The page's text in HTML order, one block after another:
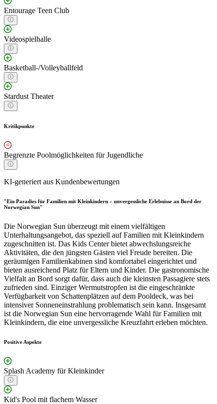
Entourage Teen Club
Videospielhalle
Basketball-/Volleyballfeld
Stardust Theater
Kritikpunkte
Begrenzte Poolmöglichkeiten für Jugendliche
KI-generiert aus Kundenbewertungen
"Ein Paradies für Familien mit Kleinkindern – unvergessliche Erlebnisse an Bord der
Norwegian Sun"
Die Norwegian Sun überzeugt mit einem vielfältigen
Unterhaltungsangebot, das speziell auf Familien mit Kleinkindern
zugeschnitten ist. Das Kids Center bietet abwechslungsreiche
Aktivitäten, die den jüngsten Gästen viel Freude bereiten. Die
geräumigen Familienkabinen sind komfortabel eingerichtet und
bieten ausreichend Platz für Eltern und Kinder. Die gastronomische
Vielfalt an Bord sorgt dafür, dass auch die kleinsten Passagiere stets
zufrieden sind. Einziger Wermutstropfen ist die eingeschränkte
Verfügbarkeit von Schattenplätzen auf dem Pooldeck, was bei
intensiver Sonneneinstrahlung problematisch sein kann. Insgesamt
ist die Norwegian Sun eine hervorragende Wahl für Familien mit
Kleinkindern, die eine unvergessliche Kreuzfahrt erleben möchten.
Positive Aspekte
Splash Academy für Kleinkinder
Kid's Pool mit flachem Wasser